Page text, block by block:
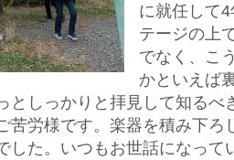
に就任して
テージの上
でなく、こ
かといえば
としっかりと拝見して知るべ
苦労様です。楽器を積み下ろ
した。いつもお世話になって